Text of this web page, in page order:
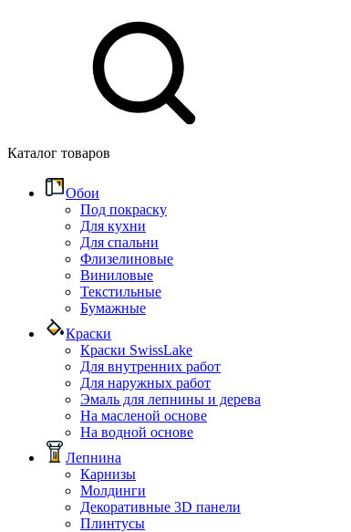
Каталог товаров
Обои
Под покраску
Для кухни
Для спальни
Флизелиновые
Виниловые
Текстильные
Бумажные
Краски
Краски SwissLake
Для внутренних работ
Для наружных работ
Эмаль для лепнины и дерева
На масленой основе
На водной основе
Лепнина
Карнизы
Молдинги
Декоративные 3D панели
Плинтусы